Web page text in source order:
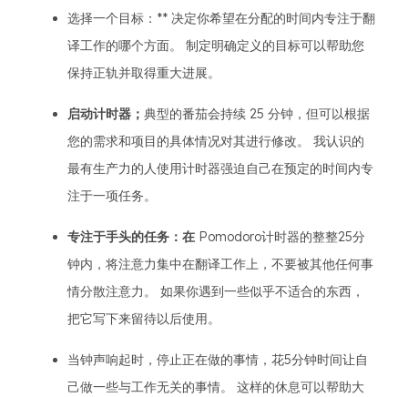
选择一个目标：** 决定你希望在分配的时间内专注于翻
译工作的哪个方面。 制定明确定义的目标可以帮助您
保持正轨并取得重大进展。
启动计时器； 典型的番茄会持续 25 分钟，但可以根据
您的需求和项目的具体情况对其进行修改。 我认识的
最有生产力的人使用计时器强迫自己在预定的时间内专
注于一项任务。
专注于手头的任务：在 Pomodoro计时器的整整25分
钟内，将注意力集中在翻译工作上，不要被其他任何事
情分散注意力。 如果你遇到一些似乎不适合的东西，
把它写下来留待以后使用。
当钟声响起时，停止正在做的事情，花5分钟时间让自
己做一些与工作无关的事情。 这样的休息可以帮助大